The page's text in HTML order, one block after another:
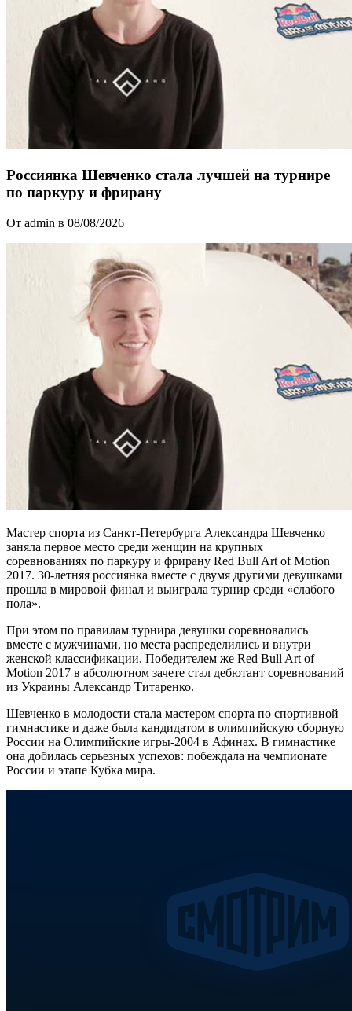
Россиянка Шевченко стала лучшей на турнире
по паркуру и фрирану
От admin в 08/08/2026
Мастер спорта из Санкт-Петербурга Александра Шевченко
заняла первое место среди женщин на крупных
соревнованиях по паркуру и фрирану Red Bull Art of Motion
2017. 30-летняя россиянка вместе с двумя другими девушками
прошла в мировой финал и выиграла турнир среди «слабого
пола».
При этом по правилам турнира девушки соревновались
вместе с мужчинами, но места распределились и внутри
женской классификации. Победителем же Red Bull Art of
Motion 2017 в абсолютном зачете стал дебютант соревнований
из Украины Александр Титаренко.
Шевченко в молодости стала мастером спорта по спортивной
гимнастике и даже была кандидатом в олимпийскую сборную
России на Олимпийские игры-2004 в Афинах. В гимнастике
она добилась серьезных успехов: побеждала на чемпионате
России и этапе Кубка мира.